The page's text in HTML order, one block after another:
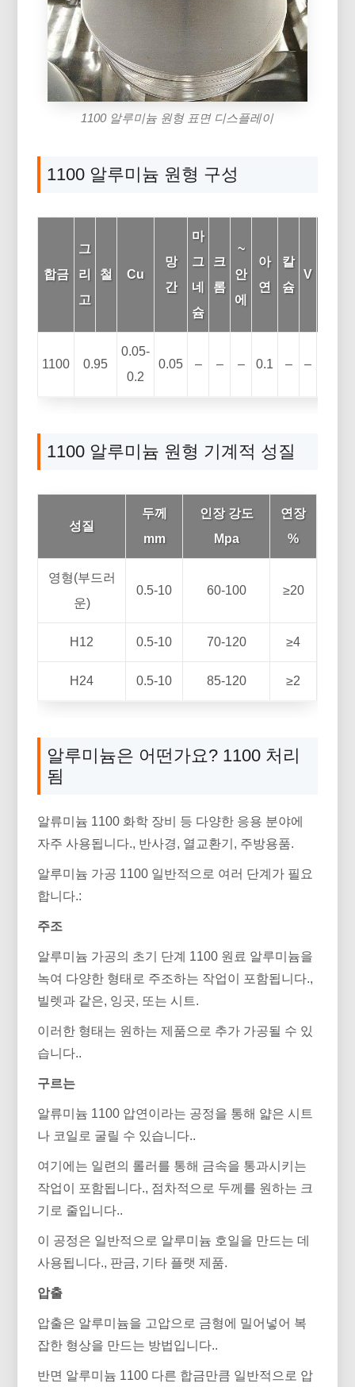
1100 알루미늄 원형 표면 디스플레이
1100 알루미늄 원형 구성
합금
그
리
고
철 Cu
망
간
마
그
네
슘
크
롬
~
안
에
아
연
칼
슘
V
1100 0.95
0.05-
0.2
0.05 – – – 0.1 – –
1100 알루미늄 원형 기계적 성질
성질
두께
mm
인장 강도
Mpa
연장
%
영형(부드러
운)
0.5-10 60-100 ≥20
H12 0.5-10 70-120 ≥4
H24 0.5-10 85-120 ≥2
알루미늄은 어떤가요? 1100 처리
됨
알류미늄 1100 화학 장비 등 다양한 응용 분야에
자주 사용됩니다., 반사경, 열교환기, 주방용품.
알루미늄 가공 1100 일반적으로 여러 단계가 필요
합니다.:
주조
알루미늄 가공의 초기 단계 1100 원료 알루미늄을
녹여 다양한 형태로 주조하는 작업이 포함됩니다.,
빌렛과 같은, 잉곳, 또는 시트.
이러한 형태는 원하는 제품으로 추가 가공될 수 있
습니다..
구르는
알류미늄 1100 압연이라는 공정을 통해 얇은 시트
나 코일로 굴릴 수 있습니다..
여기에는 일련의 롤러를 통해 금속을 통과시키는
작업이 포함됩니다., 점차적으로 두께를 원하는 크
기로 줄입니다..
이 공정은 일반적으로 알루미늄 호일을 만드는 데
사용됩니다., 판금, 기타 플랫 제품.
압출
압출은 알루미늄을 고압으로 금형에 밀어넣어 복
잡한 형상을 만드는 방법입니다..
반면 알루미늄 1100 다른 합금만큼 일반적으로 압